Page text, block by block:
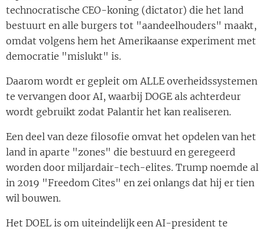
technocratische CEO-koning (dictator) die het land
bestuurt en alle burgers tot "aandeelhouders" maakt,
omdat volgens hem het Amerikaanse experiment met
democratie "mislukt" is.
Daarom wordt er gepleit om ALLE overheidssystemen
te vervangen door AI, waarbij DOGE als achterdeur
wordt gebruikt zodat Palantir het kan realiseren.
Een deel van deze filosofie omvat het opdelen van het
land in aparte "zones" die bestuurd en geregeerd
worden door miljardair-tech-elites. Trump noemde al
in 2019 "Freedom Cites" en zei onlangs dat hij er tien
wil bouwen.
Het DOEL is om uiteindelijk een AI-president te